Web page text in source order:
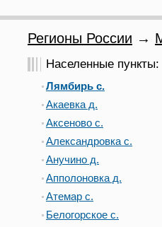
Регионы России →
Населенные пункты:
Лямбирь с.
Акаевка д.
Аксеново с.
Александровка с.
Анучино д.
Апполоновка д.
Атемар с.
Белогорское с.